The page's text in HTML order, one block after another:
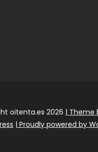
oitenta.es 2026 | Theme
| Proudly powered by